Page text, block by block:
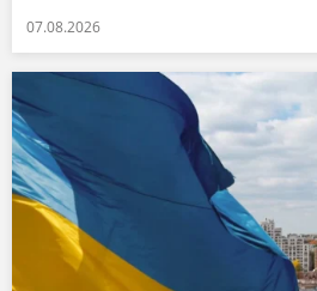
07.08.2026